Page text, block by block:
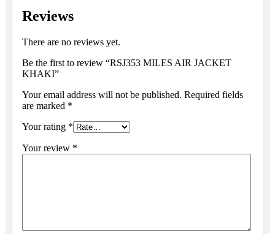
Reviews
There are no reviews yet.
Be the first to review “RSJ353 MILES AIR JACKET
KHAKI”
Your email address will not be published. Required fields
are marked *
Your rating *
Your review *